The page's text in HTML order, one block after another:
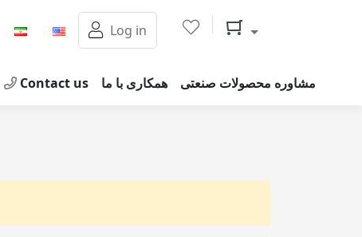
Log in Shopping cart
Contact us همکاری با ما مشاوره محصولات صنعتی